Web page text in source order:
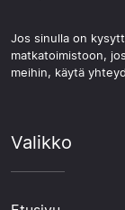
Jos sinulla on
matkatoimistoon,
meihin, käytä
Valikko